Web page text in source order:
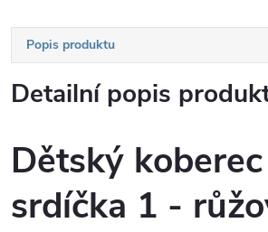
Popis produktu
Detailní popis
Dětský
srdíčka 1 -